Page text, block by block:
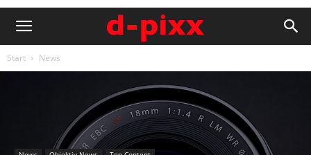
Start News